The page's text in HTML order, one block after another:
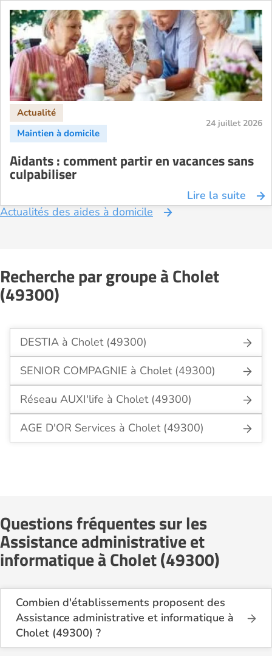
24 juillet 2026
Aidants : comment partir en vacances sans
culpabiliser
Lire la suite
Actualités des aides à domicile
Recherche par groupe à Cholet
(49300)
DESTIA à Cholet (49300)
SENIOR COMPAGNIE à Cholet (49300)
Réseau AUXI'life à Cholet (49300)
AGE D'OR Services à Cholet (49300)
Questions fréquentes sur les
Assistance administrative et
informatique à Cholet (49300)
Combien d'établissements proposent des
Assistance administrative et informatique à
Cholet (49300) ?
Sur le site Logement-seniors.com, on recense